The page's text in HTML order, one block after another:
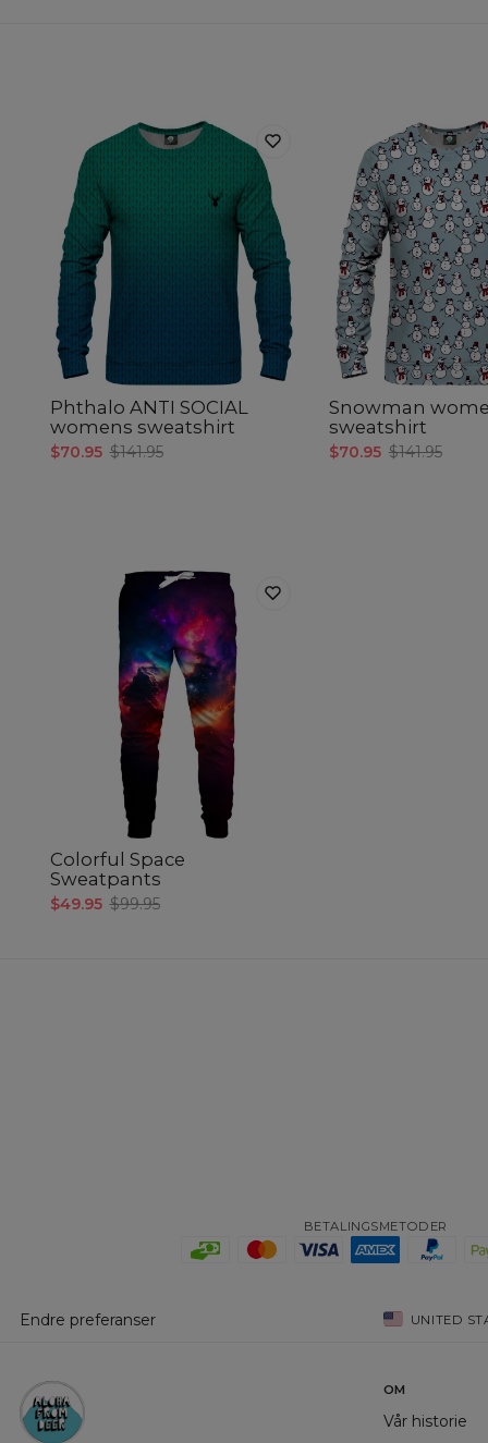
Phthalo ANTI SOCIAL
womens sweatshirt
$70.95 $141.95
Snowman
sweatshirt
$70.95 $141.95
Colorful Space
Sweatpants
$49.95 $99.95
BETALINGSMETODER
Endre preferanser UNITED
OM
Vår historie